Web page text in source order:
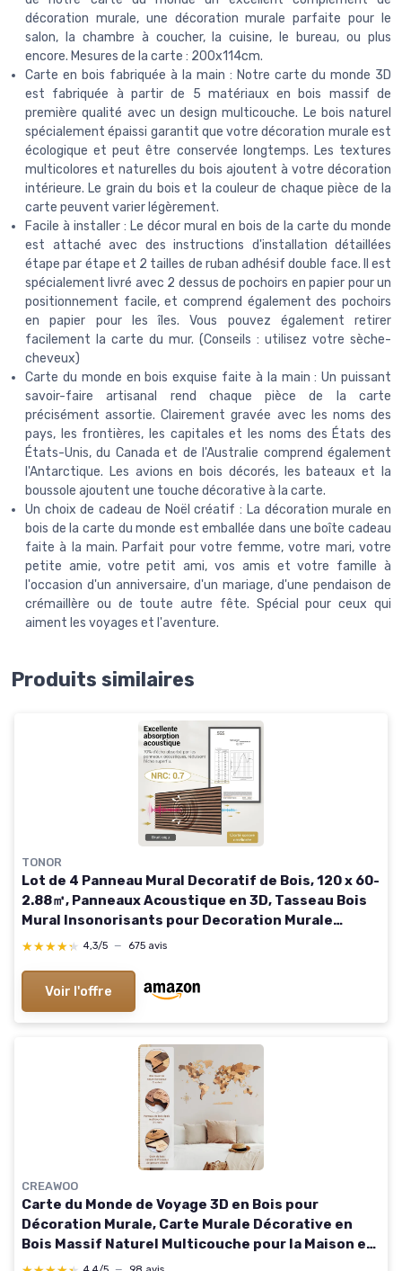
décoration murale, une décoration murale parfaite pour le
salon, la chambre à coucher, la cuisine, le bureau, ou plus
encore. Mesures de la carte : 200x114cm.
Carte en bois fabriquée à la main : Notre carte du monde 3D
est fabriquée à partir de 5 matériaux en bois massif de
première qualité avec un design multicouche. Le bois naturel
spécialement épaissi garantit que votre décoration murale est
écologique et peut être conservée longtemps. Les textures
multicolores et naturelles du bois ajoutent à votre décoration
intérieure. Le grain du bois et la couleur de chaque pièce de la
carte peuvent varier légèrement.
Facile à installer : Le décor mural en bois de la carte du monde
est attaché avec des instructions d'installation détaillées
étape par étape et 2 tailles de ruban adhésif double face. Il est
spécialement livré avec 2 dessus de pochoirs en papier pour un
positionnement facile, et comprend également des pochoirs
en papier pour les îles. Vous pouvez également retirer
facilement la carte du mur. (Conseils : utilisez votre sèche-
cheveux)
Carte du monde en bois exquise faite à la main : Un puissant
savoir-faire artisanal rend chaque pièce de la carte
précisément assortie. Clairement gravée avec les noms des
pays, les frontières, les capitales et les noms des États des
États-Unis, du Canada et de l'Australie comprend également
l'Antarctique. Les avions en bois décorés, les bateaux et la
boussole ajoutent une touche décorative à la carte.
Un choix de cadeau de Noël créatif : La décoration murale en
bois de la carte du monde est emballée dans une boîte cadeau
faite à la main. Parfait pour votre femme, votre mari, votre
petite amie, votre petit ami, vos amis et votre famille à
l'occasion d'un anniversaire, d'un mariage, d'une pendaison de
crémaillère ou de toute autre fête. Spécial pour ceux qui
aiment les voyages et l'aventure.
Produits similaires
TONOR
Lot de 4 Panneau Mural Decoratif de Bois, 120 x 60-
2.88㎡, Panneaux Acoustique en 3D, Tasseau Bois
Mural Insonorisants pour Decoration Murale
Chambre, Salon, Bureau, Comptoir, Noyer 4 pièces
★★★★★
★★★★★ 4,3/5 — 675 avis
Voir l'offre
CREAWOO
Carte du Monde de Voyage 3D en Bois pour
Décoration Murale, Carte Murale Décorative en
Bois Massif Naturel Multicouche pour la Maison et
le Bureau, Multicolore-150x85 CM